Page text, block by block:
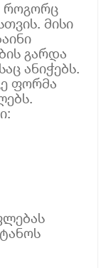
როგორც
მისი
გარდა
ანიჭებს.
ფორმა